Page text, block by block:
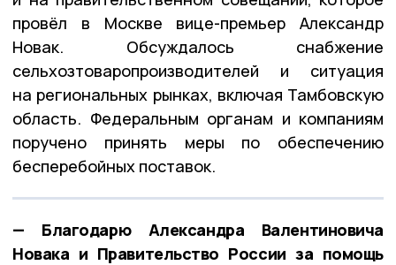
провёл в Москве вице-премьер Александр
Новак. Обсуждалось снабжение
сельхозтоваропроизводителей и ситуация
на региональных рынках, включая Тамбовскую
область. Федеральным органам и компаниям
поручено принять меры по обеспечению
бесперебойных поставок.
— Благодарю Александра Валентиновича
Новака и Правительство России за помощь